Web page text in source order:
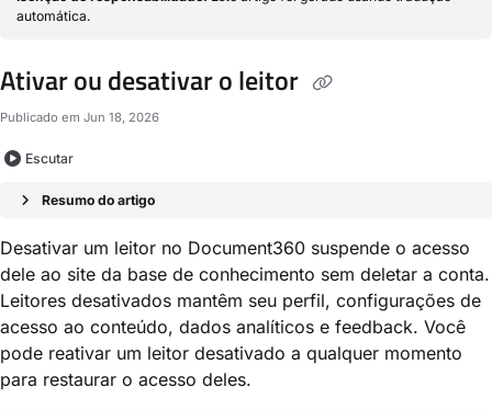
automática.
Ativar ou desativar o leitor
Publicado em Jun 18, 2026
Escutar
Resumo do artigo
Desativar um leitor no Document360 suspende o acesso
dele ao site da base de conhecimento sem deletar a conta.
Leitores desativados mantêm seu perfil, configurações de
acesso ao conteúdo, dados analíticos e feedback. Você
pode reativar um leitor desativado a qualquer momento
para restaurar o acesso deles.